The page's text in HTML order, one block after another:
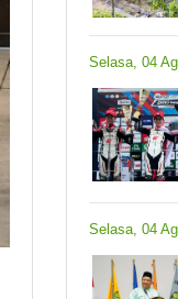
Selasa, 04
Selasa, 04